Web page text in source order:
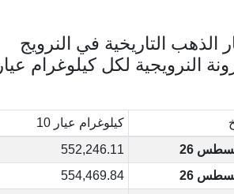
الذهب التاريخية في النرويج
النرويجية لكل كيلوغرام عيار
كيلوغرام عيار 10
552,246.11
554,469.84